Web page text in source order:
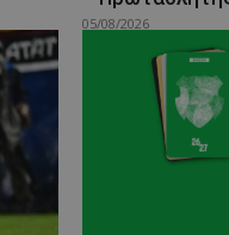
05/08/2026